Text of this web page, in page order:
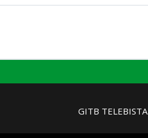
GITB TELEBISTA